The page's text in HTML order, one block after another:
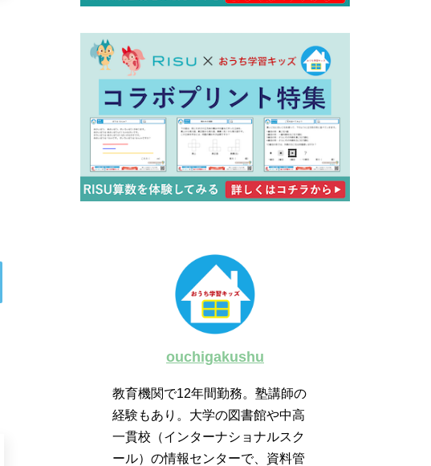
ouchigakushu
教育機関で12年間勤務。塾講師の
経験もあり。大学の図書館や中高
一貫校（インターナショナルスク
ール）の情報センターで、資料管